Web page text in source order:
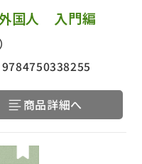
国人 入門編
9784750338255
商品詳細へ